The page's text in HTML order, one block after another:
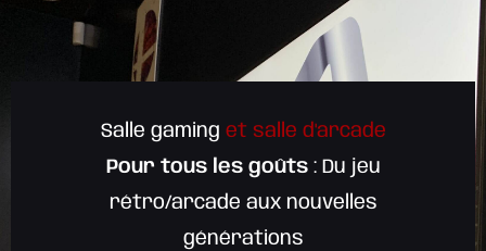
Salle gaming et salle d'arcade
Pour tous les goûts: Du jeu
rétro/arcade aux nouvelles
générations